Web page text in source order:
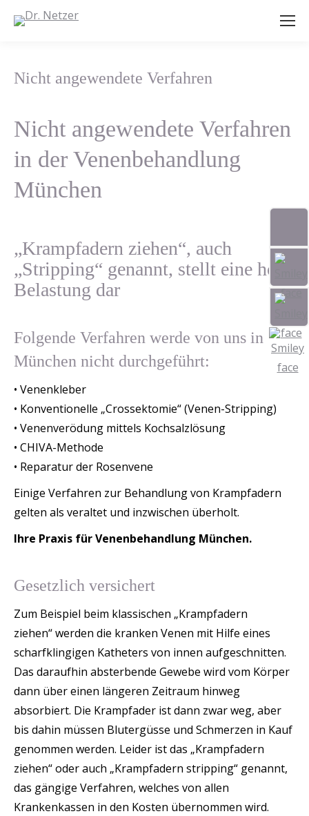
Nicht angewendete Verfahren
Nicht angewendete Verfahren
in der Venenbehandlung
München
„Krampfadern ziehen“, auch
„Stripping“ genannt, stellt eine hohe
Belastung dar
Folgende Verfahren werde von uns in
München nicht durchgeführt:
• Venenkleber
• Konventionelle „Crossektomie“ (Venen-Stripping)
• Venenverödung mittels Kochsalzlösung
• CHIVA-Methode
• Reparatur der Rosenvene
Einige Verfahren zur Behandlung von Krampfadern
gelten als veraltet und inzwischen überholt.
Ihre Praxis für Venenbehandlung München.
Gesetzlich versichert
Zum Beispiel beim klassischen „Krampfadern
ziehen“ werden die kranken Venen mit Hilfe eines
scharfklingigen Katheters von innen aufgeschnitten.
Das daraufhin absterbende Gewebe wird vom Körper
dann über einen längeren Zeitraum hinweg
absorbiert. Die Krampfader ist dann zwar weg, aber
bis dahin müssen Blutergüsse und Schmerzen in Kauf
genommen werden. Leider ist das „Krampfadern
ziehen“ oder auch „Krampfadern stripping“ genannt,
das gängige Verfahren, welches von allen
Krankenkassen in den Kosten übernommen wird.